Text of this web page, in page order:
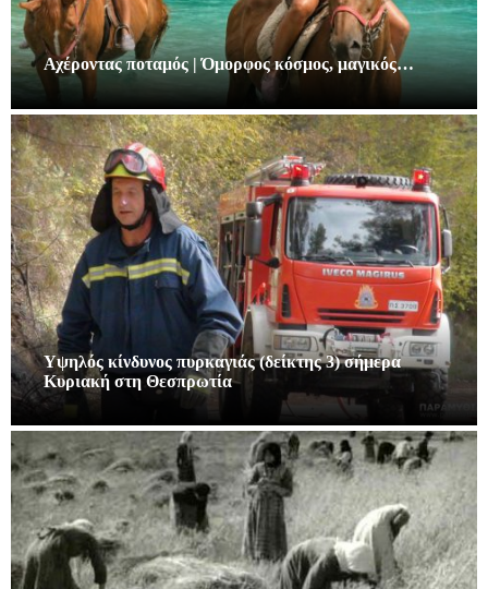
Αχέροντας ποταμός | Όμορφος κόσμος, μαγικός…
Υψηλός κίνδυνος πυρκαγιάς (δείκτης 3) σήμερα
Κυριακή στη Θεσπρωτία